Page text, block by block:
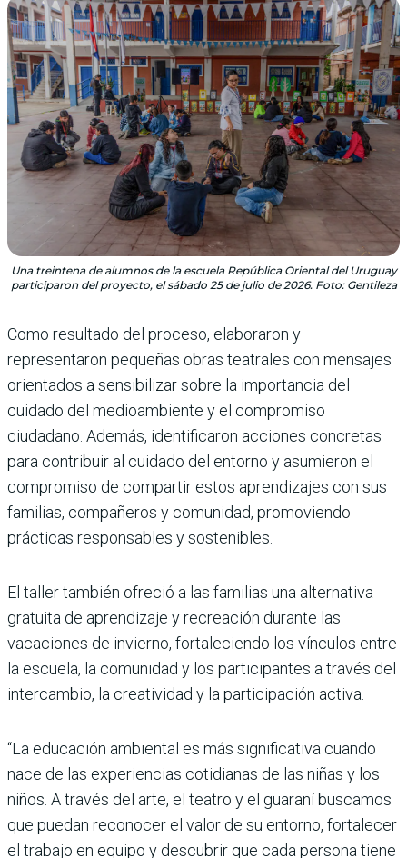
Una treintena de alumnos de la escuela República Oriental del Uruguay
participaron del proyecto, el sábado 25 de julio de 2026. Foto: Gentileza
Como resultado del proceso, elaboraron y
representaron pequeñas obras teatrales con mensajes
orientados a sensibilizar sobre la importancia del
cuidado del medioambiente y el compromiso
ciudadano. Además, identificaron acciones concretas
para contribuir al cuidado del entorno y asumieron el
compromiso de compartir estos aprendizajes con sus
familias, compañeros y comunidad, promoviendo
prácticas responsables y sostenibles.
El taller también ofreció a las familias una alternativa
gratuita de aprendizaje y recreación durante las
vacaciones de invierno, fortaleciendo los vínculos entre
la escuela, la comunidad y los participantes a través del
intercambio, la creatividad y la participación activa.
“La educación ambiental es más significativa cuando
nace de las experiencias cotidianas de las niñas y los
niños. A través del arte, el teatro y el guaraní buscamos
que puedan reconocer el valor de su entorno, fortalecer
el trabajo en equipo y descubrir que cada persona tiene